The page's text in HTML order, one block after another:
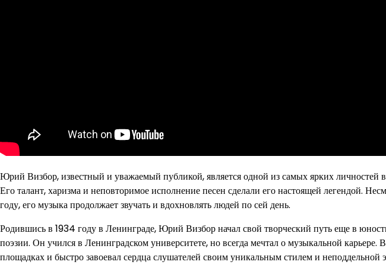
Юрий Визбор, известный и уважаемый публикой, является одной из самых ярких личностей
Его талант, харизма и неповторимое исполнение песен сделали его настоящей легендой.
году, его музыка продолжает звучать и вдохновлять людей по сей день.
Родившись в 1934 году в Ленинграде, Юрий Визбор начал свой творческий путь еще в
поэзии. Он учился в Ленинградском университете, но всегда мечтал о музыкальной карьере.
площадках и быстро завоевал сердца слушателей своим уникальным стилем и